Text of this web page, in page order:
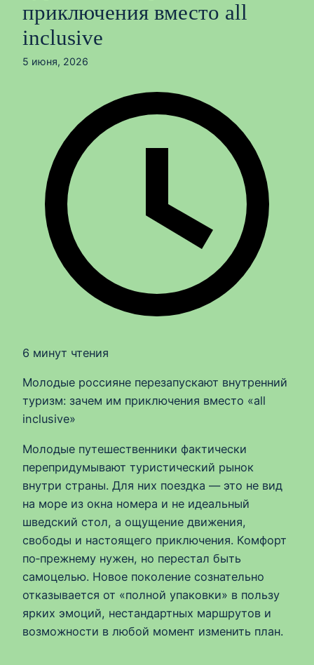
приключения вместо all
inclusive
5 июня, 2026
6 минут чтения
Молодые россияне перезапускают внутренний
туризм: зачем им приключения вместо «all
inclusive»
Молодые путешественники фактически
перепридумывают туристический рынок
внутри страны. Для них поездка — это не вид
на море из окна номера и не идеальный
шведский стол, а ощущение движения,
свободы и настоящего приключения. Комфорт
по‑прежнему нужен, но перестал быть
самоцелью. Новое поколение сознательно
отказывается от «полной упаковки» в пользу
ярких эмоций, нестандартных маршрутов и
возможности в любой момент изменить план.